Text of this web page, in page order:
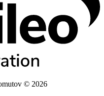
© 2026